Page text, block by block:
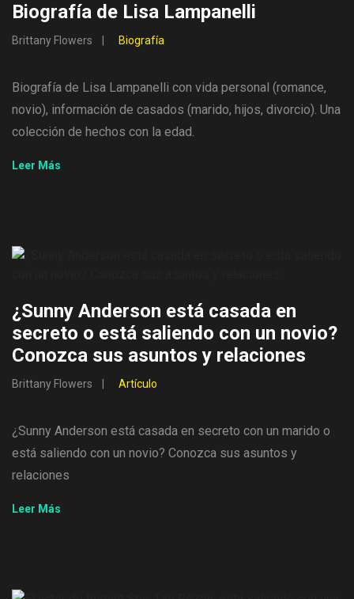
Biografía de Lisa Lampanelli
Brittany Flowers Biografía
Biografía de Lisa Lampanelli con vida personal (romance,
novio), información de casados ​​(marido, hijos, divorcio). Una
colección de hechos con la edad.
Leer Más
¿Sunny Anderson está casada en
secreto o está saliendo con un novio?
Conozca sus asuntos y relaciones
Brittany Flowers Artículo
¿Sunny Anderson está casada en secreto con un marido o
está saliendo con un novio? Conozca sus asuntos y
relaciones
Leer Más